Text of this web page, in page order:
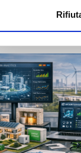
22 giugno 2027